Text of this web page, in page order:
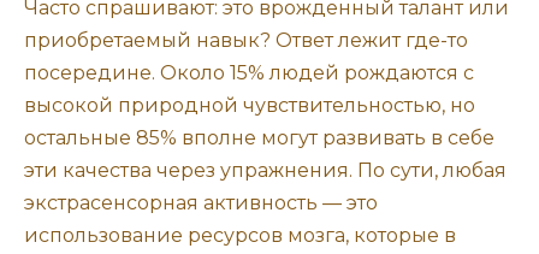
Часто спрашивают: это врожденный талант или
приобретаемый навык? Ответ лежит где-то
посередине. Около 15% людей рождаются с
высокой природной чувствительностью, но
остальные 85% вполне могут развивать в себе
эти качества через упражнения. По сути, любая
экстрасенсорная активность — это
использование ресурсов мозга, которые в